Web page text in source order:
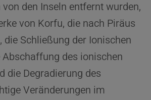
den Inseln entfernt wurden,
von Korfu, die nach Piräus
die Schließung der Ionischen
Abschaffung des ionischen
die Degradierung des
Veränderungen im